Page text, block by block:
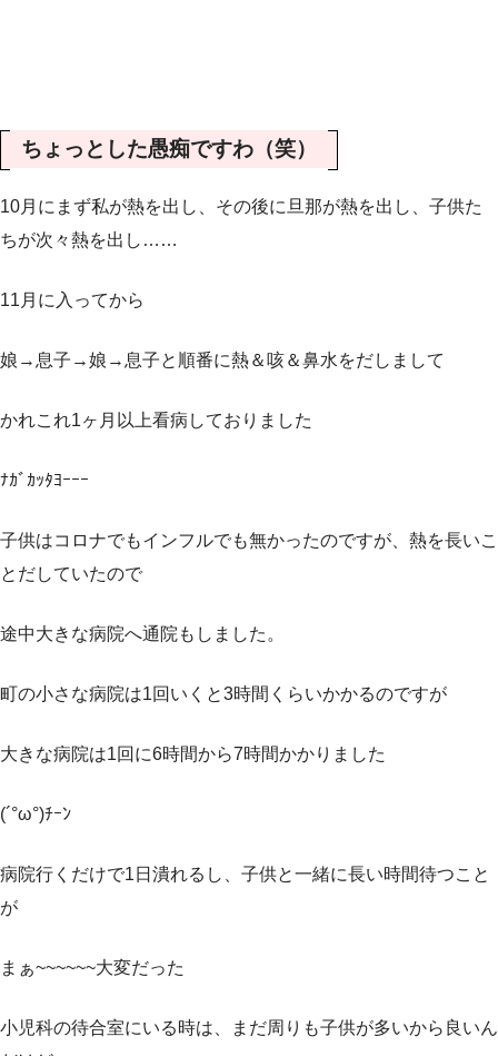
ちょっとした愚痴ですわ（笑）
10月にまず私が熱を出し、その後に旦那が熱を出し、子供た
ちが次々熱を出し……
11月に入ってから
娘→息子→娘→息子と順番に熱＆咳＆鼻水をだしまして
かれこれ1ヶ月以上看病しておりました
ﾅｶﾞｶｯﾀﾖｰｰｰ
子供はコロナでもインフルでも無かったのですが、熱を長いこ
とだしていたので
途中大きな病院へ通院もしました。
町の小さな病院は1回いくと3時間くらいかかるのですが
大きな病院は1回に6時間から7時間かかりました
(´°ω°)ﾁｰﾝ
病院行くだけで1日潰れるし、子供と一緒に長い時間待つこと
が
まぁ~~~~~~大変だった
小児科の待合室にいる時は、まだ周りも子供が多いから良いん